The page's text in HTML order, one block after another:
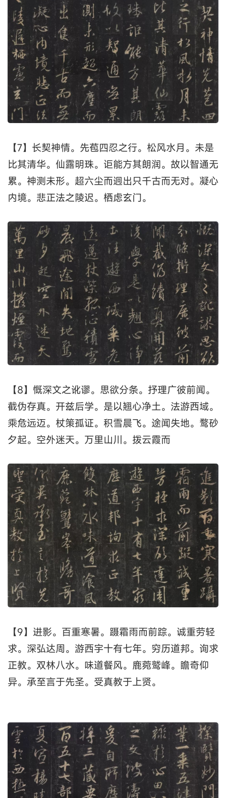
【7】长契神情。先苞四忍之行。松风水月。未是
比其清华。仙露明珠。讵能方其朗润。故以智通无
累。神测未形。超六尘而迥出只千古而无对。凝心
内境。悲正法之陵迟。栖虑玄门。
【8】慨深文之讹谬。思欲分条。抒理广彼前闻。
截伪存真。开兹后学。是以翘心净土。法游西域。
乘危远迈。杖策孤证。积雪晨飞。途闻失地。鹜砂
夕起。空外迷天。万里山川。拨云霞而
【9】进影。百重寒暑。蹑霜雨而前踪。诚重劳轻
求。深弘达周。游西宇十有七年。穷历道邦。询求
正教。双林八水。味道餐风。鹿菀鹫峰。瞻奇仰
异。承至言于先圣。受真教于上贤。